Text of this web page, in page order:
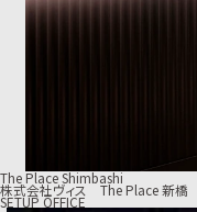
The Place Shimbashi
株式会社ヴィス The Place 新橋
SETUP OFFICE